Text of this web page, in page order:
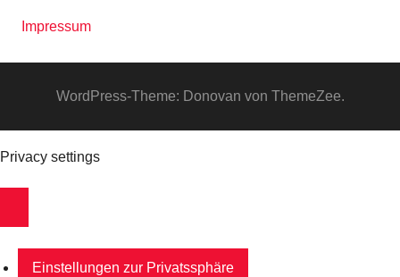
Impressum
WordPress-Theme: Donovan von ThemeZee.
Privacy settings
Einstellungen zur Privatssphäre